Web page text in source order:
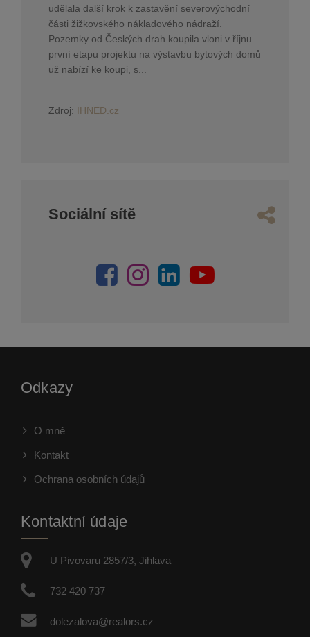
udělala další krok k zastavění severovýchodní
části žižkovského nákladového nádraží.
Pozemky od Českých drah koupila vloni v říjnu –
první etapu projektu na výstavbu bytových domů
už nabízí ke koupi, s...
Zdroj: IHNED.cz
Sociální sítě
Odkazy
O mně
Kontakt
Ochrana osobních údajů
Kontaktní údaje
U Pivovaru 2857/3, Jihlava
732 420 737
dolezalova@realors.cz